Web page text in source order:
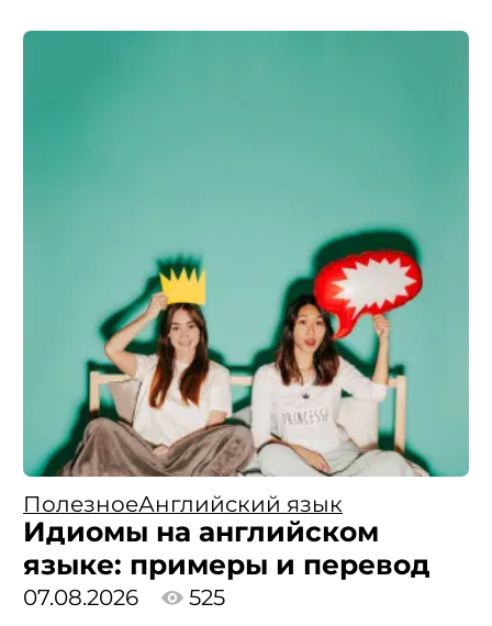
ПолезноеАнглийский язык
Идиомы на английском
языке: примеры и перевод
07.08.2026 525